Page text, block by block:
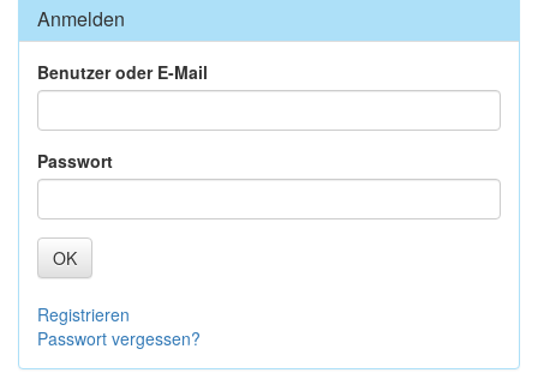
Anmelden
Benutzer oder E-Mail
Passwort
OK
Registrieren
Passwort vergessen?